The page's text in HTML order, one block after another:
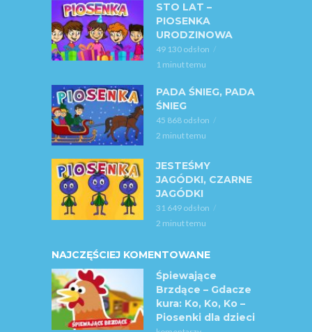
STO LAT –
PIOSENKA
URODZINOWA
49 130 odsłon
1 minut temu
PADA ŚNIEG, PADA
ŚNIEG
45 868 odsłon
2 minut temu
JESTEŚMY
JAGÓDKI, CZARNE
JAGÓDKI
31 649 odsłon
2 minut temu
NAJCZĘŚCIEJ KOMENTOWANE
Śpiewające
Brzdące – Gdacze
kura: Ko, Ko, Ko –
Piosenki dla dzieci